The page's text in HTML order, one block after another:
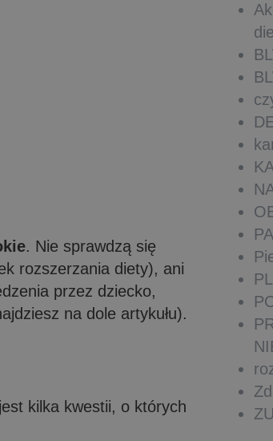
. Nie sprawdzą się
rozszerzania diety), ani
przez dziecko,
na dole artykułu).
kilka kwestii, o których